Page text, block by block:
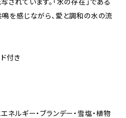
されています。「水の存在」である
を感じながら、愛と調和の水の流
付き
ネルギー・ブランデー・雪塩・植物